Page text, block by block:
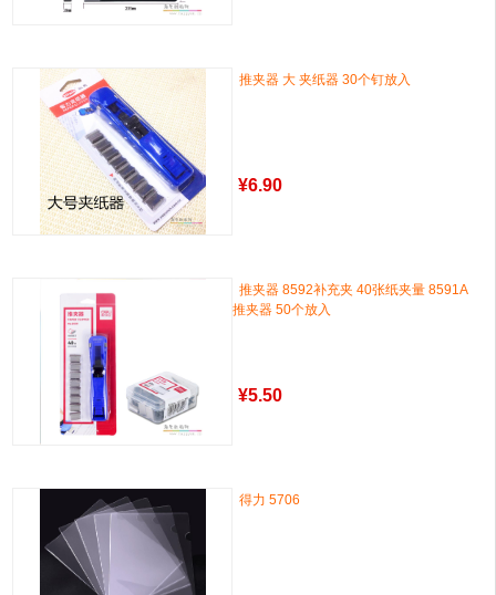
推夹器 大 夹纸器 30个钉放入
¥6.90
推夹器 8592补充夹 40张纸夹量 8591A
推夹器 50个放入
¥5.50
得力 5706